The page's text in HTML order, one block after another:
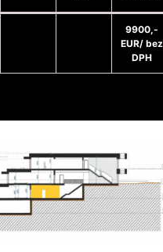
9900,-
EUR/ bez
DPH